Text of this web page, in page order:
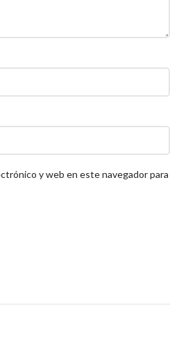
y web en este navegador para